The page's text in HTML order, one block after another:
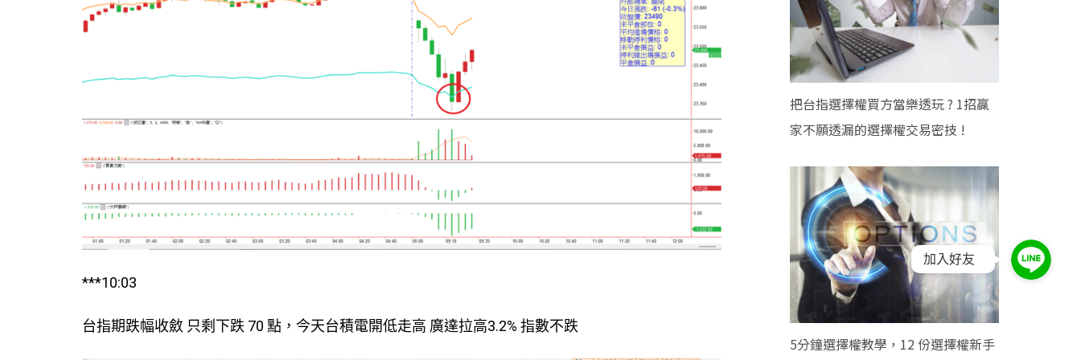
***10:03
台指期跌幅收斂 只剩下跌 70 點，今天台積電開低走高 廣達拉高3.2% 指數不跌
把台指選擇權買方當樂透玩 ? 1招贏
家不願透漏的選擇權交易密技 !
5分鐘選擇權教學，12 份選擇權新手
加入好友